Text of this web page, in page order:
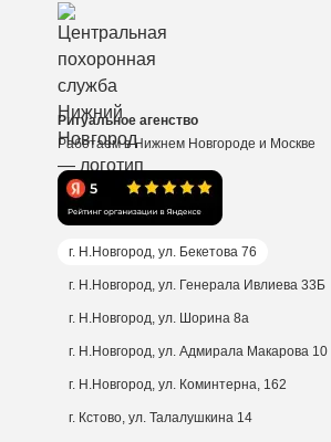
Ритуальное агенство
Работаем в Нижнем Новгороде и Москве
г. Н.Новгород, ул. Бекетова 76
г. Н.Новгород, ул. Генерала Ивлиева 33Б
г. Н.Новгород, ул. Шорина 8а
г. Н.Новгород, ул. Адмирала Макарова 10
г. Н.Новгород, ул. Коминтерна, 162
г. Кстово, ул. Талалушкина 14